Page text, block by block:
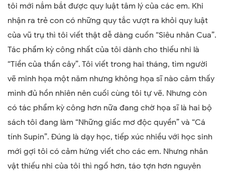
tôi mới nắm bắt được quy luật tâm lý của các em. Khi
nhận ra trẻ con có những quy tắc vượt ra khỏi quy luật
của vũ trụ thì tôi viết thật dễ dàng cuốn “Siêu nhân Cua”.
Tác phẩm kỳ công nhất của tôi dành cho thiếu nhi là
“Tiền của thần cây”. Tôi viết trong hai tháng, tìm người
vẽ minh họa một năm nhưng không họa sĩ nào cảm thấy
mình đủ hồn nhiên nên cuối cùng tôi tự vẽ. Nhưng còn
có tác phẩm kỳ công hơn nữa đang chờ họa sĩ là hai bộ
sách tôi đang làm “Những giấc mơ độc quyền” và “Cá
tính Supin”. Đúng là dạy học, tiếp xúc nhiều với học sinh
mới gợi tôi có cảm hứng viết cho các em. Nhưng nhân
vật thiếu nhi của tôi thì ngố hơn, táo tợn hơn nguyên